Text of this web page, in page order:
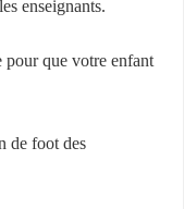
enseignants.
pour que votre enfant
de foot des